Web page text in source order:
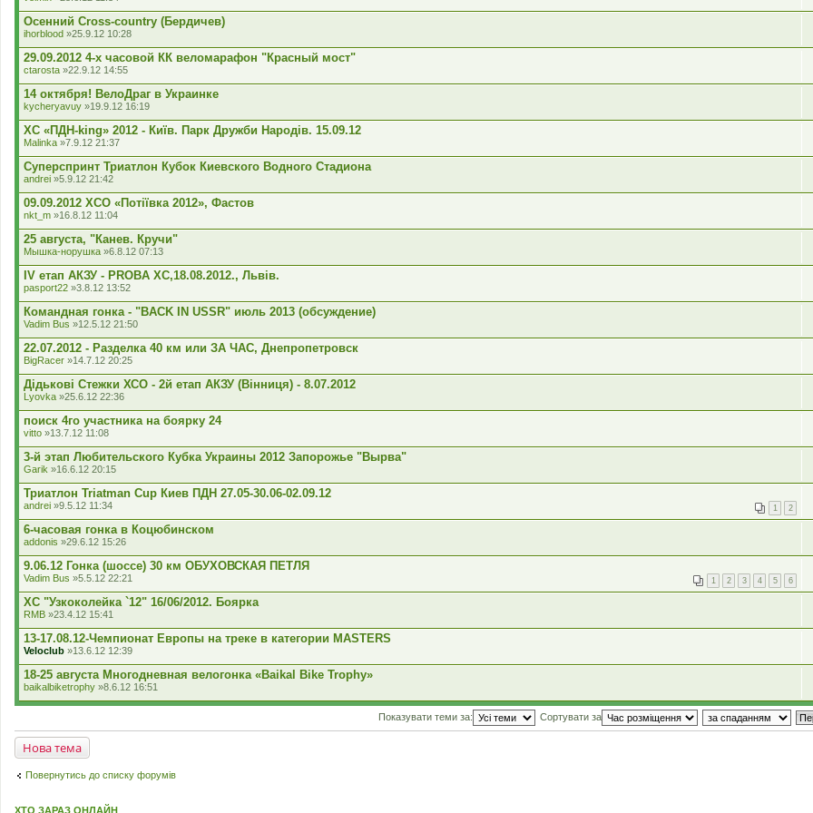
Осенний Cross-country (Бердичев)
ihorblood »25.9.12 10:28
29.09.2012 4-х часовой КК веломарафон "Красный мост"
ctarosta »22.9.12 14:55
14 октября! ВелоДраг в Украинке
kycheryavuy »19.9.12 16:19
XC «ПДН-king» 2012 - Київ. Парк Дружби Народів. 15.09.12
Malinka »7.9.12 21:37
Суперспринт Триатлон Кубок Киевского Водного Стадиона
andrei »5.9.12 21:42
09.09.2012 XCO «Потіївка 2012», Фастов
nkt_m »16.8.12 11:04
25 августа, "Канев. Кручи"
Мышка-норушка »6.8.12 07:13
IV етап АКЗУ - PROBA XC,18.08.2012., Львів.
pasport22 »3.8.12 13:52
Командная гонка - "BACK IN USSR" июль 2013 (обсуждение)
Vadim Bus »12.5.12 21:50
22.07.2012 - Разделка 40 км или ЗА ЧАС, Днепропетровск
BigRacer »14.7.12 20:25
Дідькові Стежки ХСО - 2й етап АКЗУ (Вінниця) - 8.07.2012
Lyovka »25.6.12 22:36
поиск 4го участника на боярку 24
vitto »13.7.12 11:08
3-й этап Любительского Кубка Украины 2012 Запорожье "Вырва"
Garik »16.6.12 20:15
Триатлон Triatman Cup Киев ПДН 27.05-30.06-02.09.12
1 2
andrei »9.5.12 11:34
6-часовая гонка в Коцюбинском
addonis »29.6.12 15:26
9.06.12 Гонка (шоссе) 30 км ОБУХОВСКАЯ ПЕТЛЯ
1 2 3 4 5 6
Vadim Bus »5.5.12 22:21
XC "Узкоколейка `12" 16/06/2012. Боярка
RMB »23.4.12 15:41
13-17.08.12-Чемпионат Европы на треке в категории MASTERS
Veloclub »13.6.12 12:39
18-25 августа Многодневная велогонка «Baikal Bike Trophy»
baikalbiketrophy »8.6.12 16:51
Показувати теми за: Сортувати за
Нова тема
Повернутись до списку форумів
ХТО ЗАРАЗ ОНЛАЙН